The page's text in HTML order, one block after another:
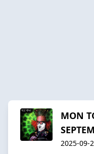
MON
2025-09-